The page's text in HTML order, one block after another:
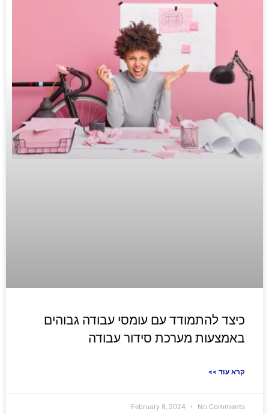
כיצד להתמודד עם עומסי עבודה גבוהים
באמצעות מערכת סידור עבודה
<< קרא עוד
February 8, 2024 No Comments